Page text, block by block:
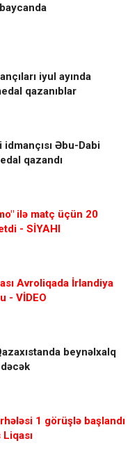
iyul ayında
qazanıblar
Əbu-Dabi
qazandı
ilə matç üçün 20
- SİYAHI
Avroliqada İrlandiya
- VİDEO
beynəlxalq
1 görüşlə başlandı